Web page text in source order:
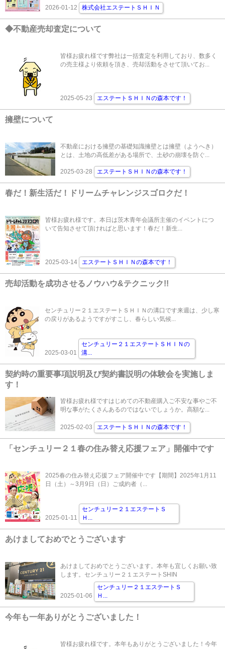
2026-01-12 株式会社エステートＳＨＩＮ
◆不動産売却査定について
皆様お疲れ様です弊社は一括査定を利用しており、数多く
の売主様より依頼を頂き、売却活動をさせて頂いてお...
2025-05-23 エステートＳＨＩＮの森本です！
擁壁について
不動産における擁壁の基礎知識擁壁とは擁壁（ようへき）
とは、土地の高低差がある場所で、土砂の崩壊を防ぐ...
2025-03-28 エステートＳＨＩＮの森本です！
春だ！新生活だ！ドリームチャレンジスゴロクだ！
皆様お疲れ様です。本日は茨木青年会議所主催のイベントにつ
いて告知させて頂ければと思います！春だ！新生...
2025-03-14 エステートＳＨＩＮの森本です！
売却活動を成功させるノウハウ&テクニック!!
センチュリー２１エステートＳＨＩＮの溝口です来週は、少し寒
の戻りがあるようですがすこし、春らしい気候...
2025-03-01
センチュリー２１エステートＳＨＩＮの
溝...
契約時の重要事項説明及び契約書説明の体験会を実施しま
す！
皆様お疲れ様ですはじめての不動産購入ご不安な事やご不
明な事がたくさんあるのではないでしょうか。高額な...
2025-02-03 エステートＳＨＩＮの森本です！
「センチュリー２１春の住み替え応援フェア」開催中です
2025春の住み替え応援フェア開催中です【期間】2025年1月11
日（土）～3月9日（日）ご成約者（...
2025-01-11
センチュリー２１エステートＳ
Ｈ ...
あけましておめでとうございます
あけましておめでとうございます。本年も宜しくお願い致
します。センチュリー２１エステートSHIN
2025-01-06
センチュリー２１エステートＳ
Ｈ ...
今年も一年ありがとうございました！
皆様お疲れ様です。本年もありがとうございました！今年